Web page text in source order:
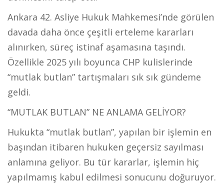
Ankara 42. Asliye Hukuk Mahkemesi’nde görülen
davada daha önce çeşitli erteleme kararları
alınırken, süreç istinaf aşamasına taşındı.
Özellikle 2025 yılı boyunca CHP kulislerinde
“mutlak butlan” tartışmaları sık sık gündeme
geldi.
“MUTLAK BUTLAN” NE ANLAMA GELİYOR?
Hukukta “mutlak butlan”, yapılan bir işlemin en
başından itibaren hukuken geçersiz sayılması
anlamına geliyor. Bu tür kararlar, işlemin hiç
yapılmamış kabul edilmesi sonucunu doğuruyor.